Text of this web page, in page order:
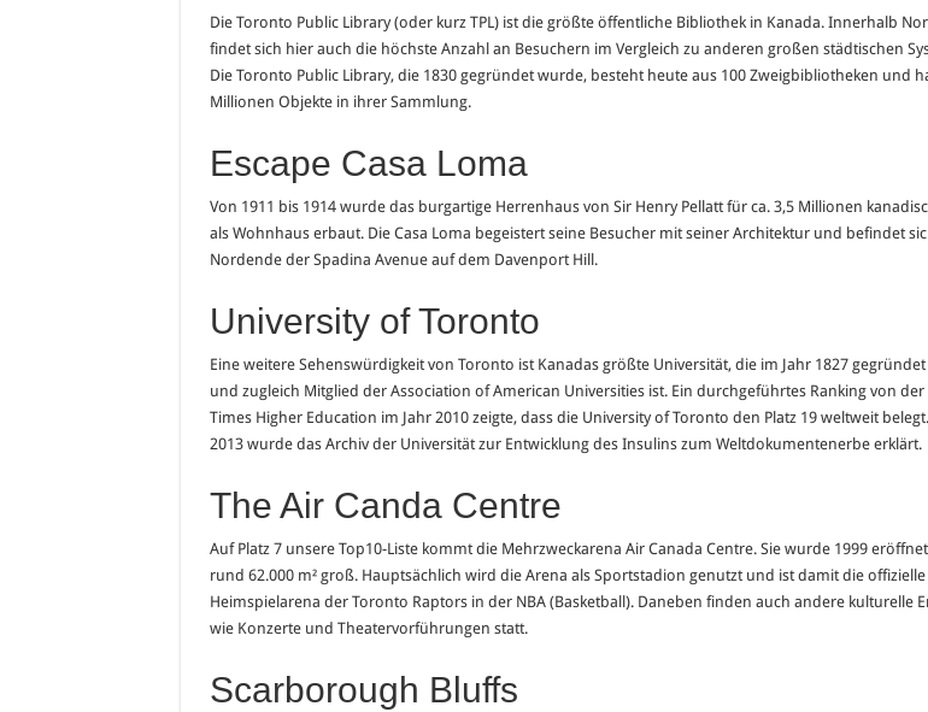
Die Toronto Public Library (oder kurz TPL) ist die größte öffentliche Bibliothek in Kanada. Innerhalb
findet sich hier auch die höchste Anzahl an Besuchern im Vergleich zu anderen großen städtischen
Die Toronto Public Library, die 1830 gegründet wurde, besteht heute aus 100 Zweigbibliotheken und
Millionen Objekte in ihrer Sammlung.
Escape Casa Loma
Von 1911 bis 1914 wurde das burgartige Herrenhaus von Sir Henry Pellatt für ca. 3,5 Millionen
als Wohnhaus erbaut. Die Casa Loma begeistert seine Besucher mit seiner Architektur und befindet
Nordende der Spadina Avenue auf dem Davenport Hill.
University of Toronto
Eine weitere Sehenswürdigkeit von Toronto ist Kanadas größte Universität, die im Jahr 1827
und zugleich Mitglied der Association of American Universities ist. Ein durchgeführtes Ranking von der
Times Higher Education im Jahr 2010 zeigte, dass die University of Toronto den Platz 19 weltweit
2013 wurde das Archiv der Universität zur Entwicklung des Insulins zum Weltdokumentenerbe erklärt.
The Air Canda Centre
Auf Platz 7 unsere Top10-Liste kommt die Mehrzweckarena Air Canada Centre. Sie wurde 1999
rund 62.000 m² groß. Hauptsächlich wird die Arena als Sportstadion genutzt und ist damit die offizielle
Heimspielarena der Toronto Raptors in der NBA (Basketball). Daneben finden auch andere kulturelle
wie Konzerte und Theatervorführungen statt.
Scarborough Bluffs